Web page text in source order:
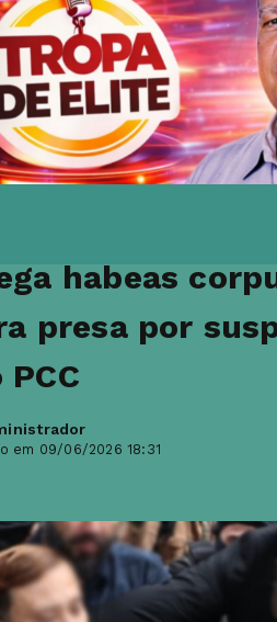
habeas
presa por
em 09/06/2026 18:31